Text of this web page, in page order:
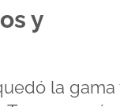
y
la gama